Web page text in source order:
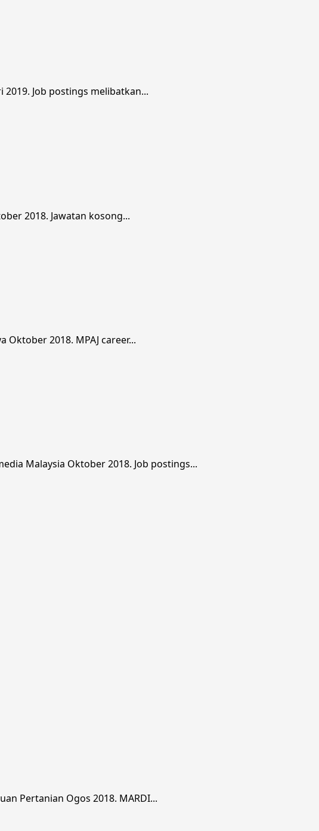
2019. Job postings melibatkan...
2018. Jawatan kosong...
Oktober 2018. MPAJ career...
Malaysia Oktober 2018. Job postings...
Pertanian Ogos 2018. MARDI...